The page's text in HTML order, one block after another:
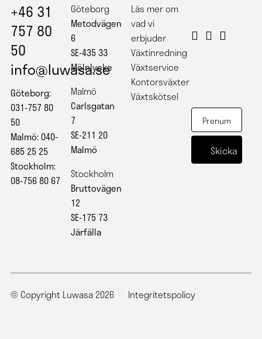
+46 31
757 80
50
info@luwasa.se
Göteborg:
031-757 80
50
Malmö: 040-
685 25 25
Stockholm:
08-756 80 67
Göteborg
Metodvägen
6
SE-435 33
Mölnlycke
Malmö
Carlsgatan
7
SE-211 20
Malmö
Stockholm
Bruttovägen
12
SE-175 73
Järfälla
Läs mer om
vad vi
erbjuder
Växtinredning
Växtservice
Kontorsväxter
Växtskötsel
© Copyright Luwasa 2026 Integritetspolicy